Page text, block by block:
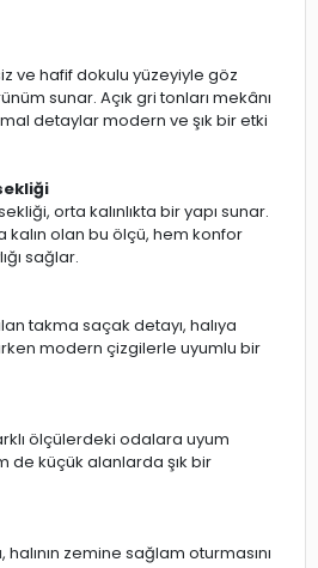
ve hafif dokulu yüzeyiyle göz
sunar. Açık gri tonları mekânı
detaylar modern ve şık bir etki
orta kalınlıkta bir yapı sunar.
kalın olan bu ölçü, hem konfor
sağlar.
takma saçak detayı, halıya
modern çizgilerle uyumlu bir
ölçülerdeki odalara uyum
de küçük alanlarda şık bir
zemine sağlam oturmasını